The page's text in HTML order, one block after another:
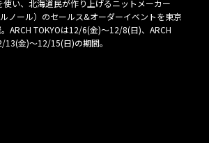
使い、北海道民が作り上げるニットメーカー
ノール）のセールス&オーダーイベントを東京
ARCH TOKYOは12/6(金)〜12/8(日)、ARCH
13(金)〜12/15(日)の期間。